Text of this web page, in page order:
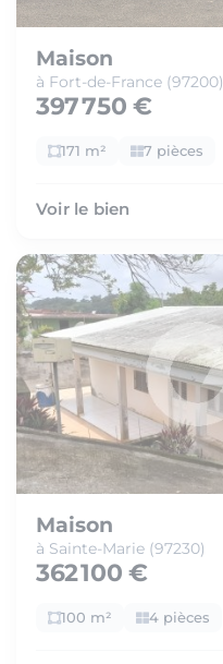
Maison
à Fort-de-France (97200)
397 750 €
171 m² 7 pièces
Voir le bien
Maison
à Sainte-Marie (97230)
362 100 €
100 m² 4 pièces